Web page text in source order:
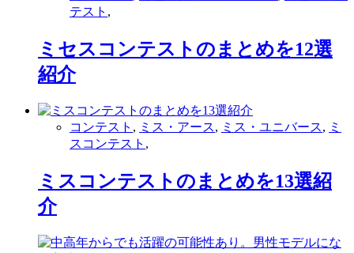
テスト ,
ミセスコンテストのまとめを12選
紹介
コンテスト , ミス・アース, ミス・ユニバース, ミ
スコンテスト ,
ミスコンテストのまとめを13選紹
介